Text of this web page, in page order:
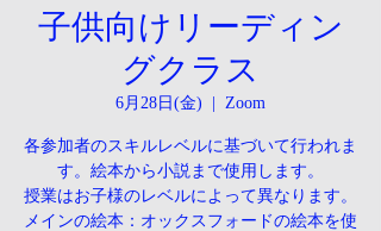
子供向けリーディン
グクラス
6月28日(金) Zoom
各参加者のスキルレベルに基づいて行われま
す。絵本から小説まで使用します。
授業はお子様のレベルによって異なります。
メインの絵本：オックスフォードの絵本を使